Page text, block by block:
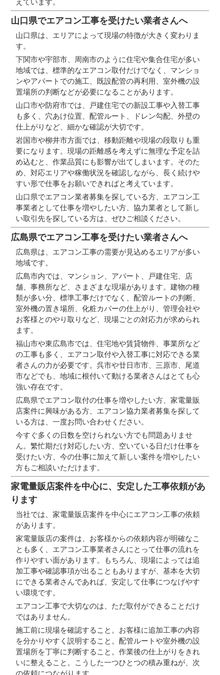
えています。
山口県でエアコン工事を受けたい業者さんへ
山口県は、エリアによって現場の特徴が大きく変わりま
す。
下関市や宇部市、周南市のように住宅や集合住宅が多い
地域では、標準的なエアコン取付だけでなく、マンショ
ンやアパートでの施工、既設配管の再利用、室外機の設
置場所の判断などが必要になることがあります。
山口市や防府市では、戸建住宅での新設工事や入替工事
も多く、穴あけ位置、配管ルート、ドレン勾配、外壁の
仕上がりなど、細かな確認が大切です。
岩国市や柳井市方面では、移動距離や現場の段取りも重
要になります。現場の距離感を考えずに無理な予定を詰
め込むと、作業品質にも影響が出てしまいます。そのた
め、対応エリアや稼働状況を確認しながら、長く続けや
すい形で仕事をお願いできればと考えています。
山口県でエアコン業者募集を探している方、エアコン工
事業者として仕事を増やしたい方、協力業者として新し
い取引先を探している方は、ぜひご相談ください。
広島県でエアコン工事を受けたい業者さんへ
広島県は、エアコン工事の需要が見込めるエリアが多い
地域です。
広島市内では、マンション、アパート、戸建住宅、店
舗、事務所など、さまざまな現場があります。建物の種
類が多い分、標準工事だけでなく、配管ルートの判断、
室外機の置き場所、化粧カバーの仕上がり、管理会社や
お客様とのやり取りなど、現場ごとの対応力が求められ
ます。
福山市や東広島市では、住宅地や賃貸物件、事業所など
の工事も多く、エアコン取付や入替工事に対応できる業
者さんの力が必要です。呉市や廿日市市、三原市、尾道
市などでも、地域に根付いて動ける業者さんはとても心
強い存在です。
広島県でエアコン取付の仕事を増やしたい方、家電量販
店案件に興味がある方、エアコン協力業者募集を探して
いる方は、一度お問い合わせください。
今すぐ多くの日数を空けられない方でも問題ありませ
ん。繁忙期だけ対応したい方、空いている日だけ仕事を
受けたい方、今の仕事に加えて新しい案件を増やしたい
方もご相談いただけます。
家電量販店案件を中心に、安定した工事依頼があ
ります
当社では、家電量販店案件を中心にエアコン工事の依頼
があります。
家電量販店の案件は、お客様からの依頼内容が明確なこ
とも多く、エアコン工事業者さんにとって仕事の流れを
作りやすい面があります。もちろん、現場によっては追
加工事や確認事項が出ることもありますが、基本を大切
にできる業者さんであれば、安定して仕事につなげやす
い環境です。
エアコン工事で大切なのは、ただ取付ができることだけ
ではありません。
施工前に現場を確認すること。お客様に追加工事の内容
を分かりやすく説明すること。配管ルートや室外機の設
置場所を丁寧に判断すること。作業後の仕上がりをきれ
いに整えること。こうした一つひとつの積み重ねが、次